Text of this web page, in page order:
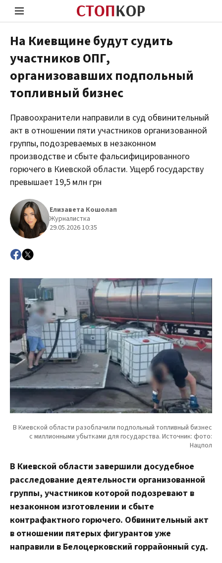
Стоп Политической Коррупции
На Киевщине будут судить
участников ОПГ,
организовавших подпольный
топливный бизнес
Правоохранители направили в суд обвинительный
акт в отношении пяти участников организованной
группы, подозреваемых в незаконном
производстве и сбыте фальсифицированного
горючего в Киевской области. Ущерб государству
превышает 19,5 млн грн
Елизавета Кошолап
Журналистка
29.05.2026 10:35
В Киевской области завершили досудебное
расследование деятельности организованной
группы, участников которой подозревают в
незаконном изготовлении и сбыте
контрафактного горючего. Обвинительный акт
в отношении пятерых фигурантов уже
направили в Белоцерковский горрайонный суд.